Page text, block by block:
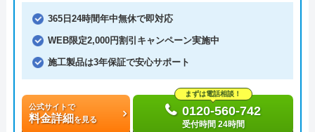
365日24時間年中無休で即対応
WEB限定2,000円割引キャンペーン実施中
施工製品は3年保証で安心サポート
公式サイトで
料金詳細 を見る
まずは電話相談！
0120-560-742
受付時間 24時間